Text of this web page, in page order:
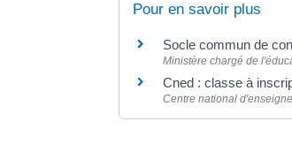
Pour en savoir plus
Socle commun de
Ministère chargé de
Cned : classe à
Centre national